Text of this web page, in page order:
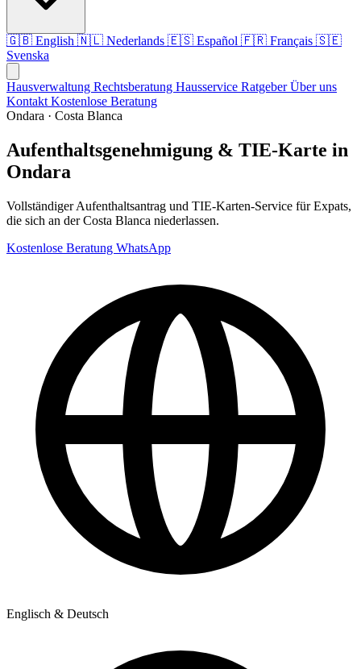
🇬🇧 English 🇳🇱 Nederlands 🇪🇸 Español 🇫🇷 Français 🇸🇪
Svenska
Hausverwaltung Rechtsberatung Hausservice RatgeberÜber uns
Kontakt Kostenlose Beratung
Ondara · Costa Blanca
Aufenthaltsgenehmigung & TIE-Karte in
Ondara
Vollständiger Aufenthaltsantrag und TIE-Karten-Service für Expats,
die sich an der Costa Blanca niederlassen.
Kostenlose Beratung WhatsApp
Englisch & Deutsch